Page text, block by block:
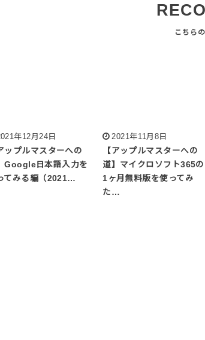
年12月24日
ップルマスターへの
Google日本語入力を
てみる編（2021…
2021年11月8日
【アップルマスターへの
道】マイクロソフト365の
1ヶ月無料版を使ってみ
た…